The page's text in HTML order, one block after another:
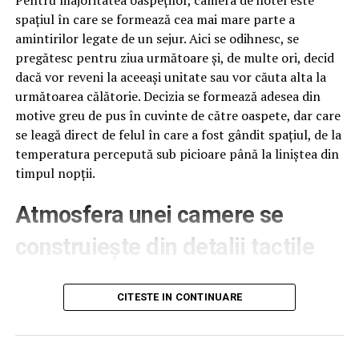
presă al lui Nicolae Iorga”
13- 13.30. Constantin Hlihor, profesor universitar
doctor, Universitatea București, Facultatea de
Istorie: ”Nicolae Iorga și geopolitica epocii sale”
30 – 14. Dan Gheorghe, deputat în Parlamentul
României: ”Nicolae Iorga în Parlamentul României”
Pauză de masă. 14- 16
16 – 16,30. Colonel (r) dr. Tiberiu Tănase,
privind asasinarea marelui istoric român, Nicolae
Universitatea București, Facultatea de Istorie:
Nicolae Iorga, în corespondență. O scrisoare critică
spațiul în care se formează cea mai mare parte a
amintirilor legate de un sejur. Aici se odihnesc, se
pregătesc pentru ziua următoare și, de multe ori, decid
dacă vor reveni la aceeași unitate sau vor căuta alta la
următoarea călătorie. Decizia se formează adesea din
motive greu de pus în cuvinte de către oaspete, dar care
se leagă direct de felul în care a fost gândit spațiul, de la
temperatura percepută sub picioare până la liniștea din
timpul nopții.
Atmosfera unei camere se
construiește din detalii tactile
Contactul direct cu pardoseala este una dintre primele
senzații fizice pe care le are un oaspete atunci când
pe drum, seara târziu. Textura și moliciunea potrivite,
CITESTE IN CONTINUARE